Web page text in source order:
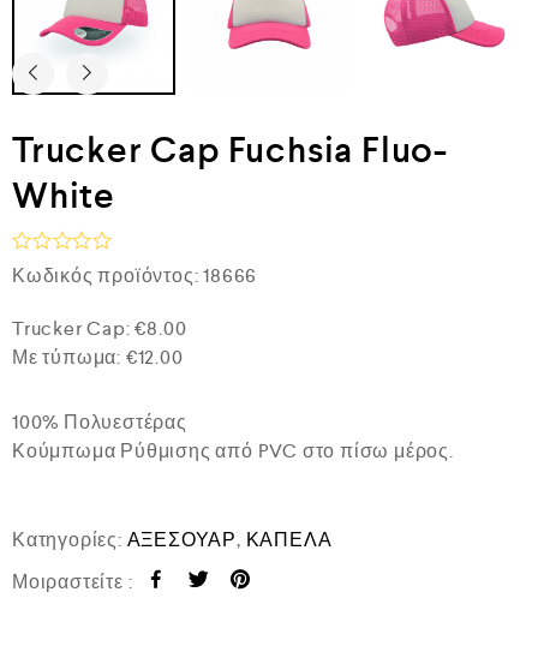
Trucker Cap Fuchsia Fluo-
White
Β
α
μ
ο
λ
ή
θ
η
ε
α
Κωδικός προϊόντος: 18666
Trucker Cap: €8.00
Με τύπωμα: €12.00
100% Πολυεστέρας
Κούμπωμα Ρύθμισης από PVC στο πίσω μέρος.
Κατηγορίες: ΑΞΕΣΟΥΑΡ, ΚΑΠΕΛΑ
Μοιραστείτε :